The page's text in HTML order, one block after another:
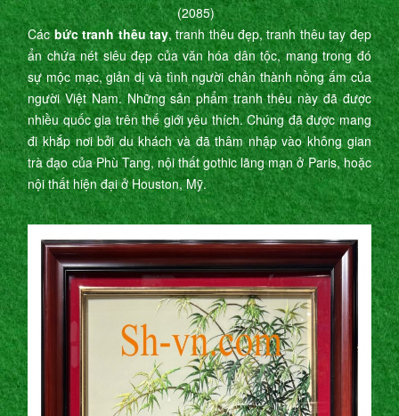
(2085)
Cácbức tranh thêu tay, tranh thêu đẹp, tranh thêu tay đẹp
ẩn chứa nét siêu đẹp của văn hóa dân tộc, mang trong đó
sự mộc mạc, giản dị và tình người chân thành nồng ấm của
người Việt Nam. Những sản phẩm tranh thêu này đã được
nhiều quốc gia trên thế giới yêu thích. Chúng đã được mang
đi khắp nơi bởi du khách và đã thâm nhập vào không gian
trà đạo của Phù Tang, nội thất gothic lãng mạn ở Paris, hoặc
nội thất hiện đại ở Houston, Mỹ.